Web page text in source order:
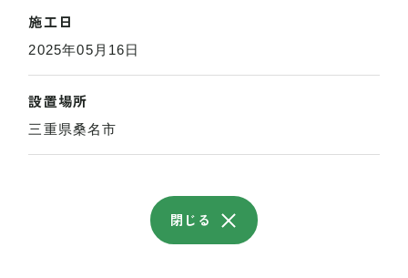
施工日
2025年05月16日
設置場所
三重県桑名市
閉じる